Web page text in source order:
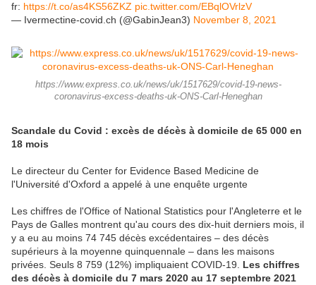
fr: https://t.co/as4KS56ZKZ pic.twitter.com/EBqlOVrlzV
— Ivermectine-covid.ch (@GabinJean3) November 8, 2021
https://www.express.co.uk/news/uk/1517629/covid-19-news-
coronavirus-excess-deaths-uk-ONS-Carl-Heneghan
Scandale du Covid : excès de décès à domicile de 65 000 en
18 mois
Le directeur du Center for Evidence Based Medicine de
l'Université d'Oxford a appelé à une enquête urgente
Les chiffres de l'Office of National Statistics pour l'Angleterre et le
Pays de Galles montrent qu'au cours des dix-huit derniers mois, il
y a eu au moins 74 745 décès excédentaires – des décès
supérieurs à la moyenne quinquennale – dans les maisons
privées. Seuls 8 759 (12%) impliquaient COVID-19. Les chiffres
des décès à domicile du 7 mars 2020 au 17 septembre 2021